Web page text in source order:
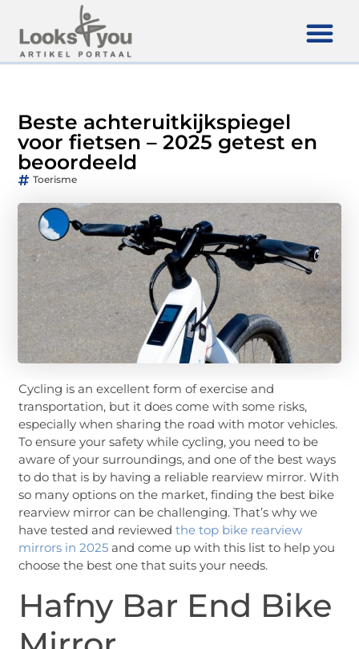
Beste achteruitkijkspiegel
voor fietsen – 2025 getest en
beoordeeld
Toerisme
Cycling is an excellent form of exercise and
transportation, but it does come with some risks,
especially when sharing the road with motor vehicles.
To ensure your safety while cycling, you need to be
aware of your surroundings, and one of the best ways
to do that is by having a reliable rearview mirror. With
so many options on the market, finding the best bike
rearview mirror can be challenging. That’s why we
have tested and reviewedthe top bike rearview
mirrors in 2025 and come up with this list to help you
choose the best one that suits your needs.
Hafny Bar End Bike